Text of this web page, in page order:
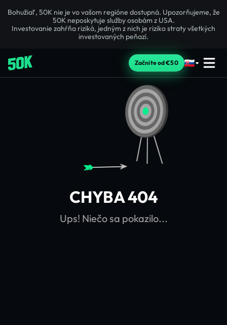
Bohužiaľ, 50K nie je vo vašom regióne dostupná. Upozorňujeme, že
50K neposkytuje služby osobám z USA.
Investovanie zahŕňa riziká, jedným z nich je riziko straty všetkých
investovaných peňazí.
Začnite od €50
CHYBA 404
Ups! Niečo sa pokazilo...